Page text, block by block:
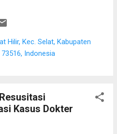
Hilir, Kec. Selat, Kabupaten
Indonesia
Kasus Dokter